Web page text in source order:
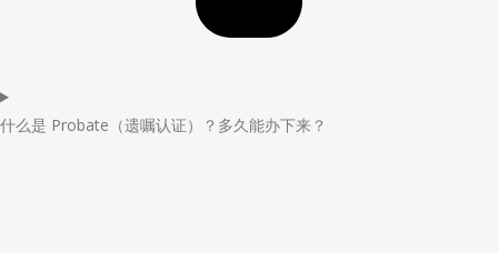
什么是 Probate（遗嘱认证）？多久能办下来？